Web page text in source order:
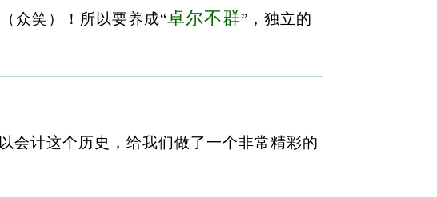
众笑）！所以要养成“卓尔不群”，独立的
会计这个历史，给我们做了一个非常精彩的